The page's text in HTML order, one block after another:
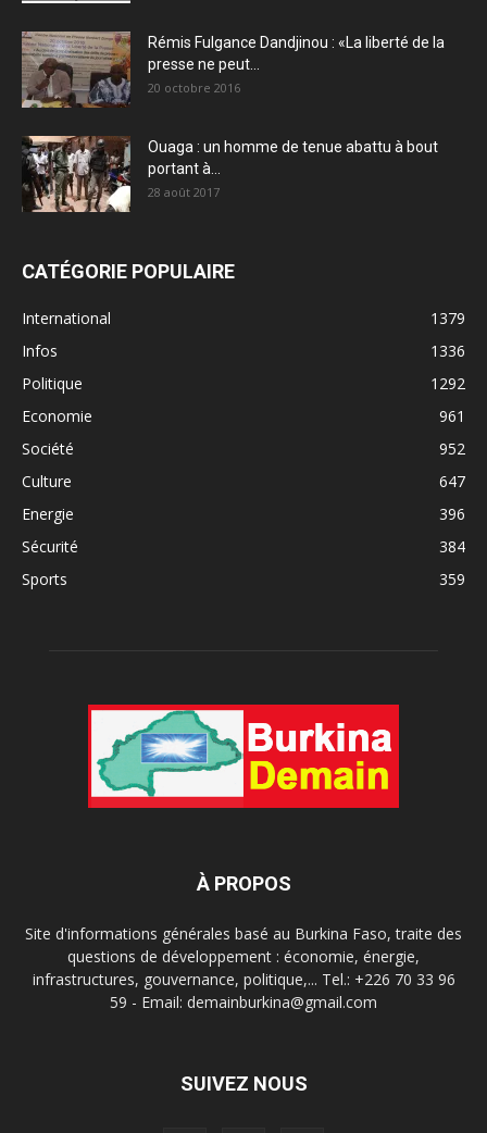
Rémis Fulgance Dandjinou : «La liberté de la
presse ne peut...
20 octobre 2016
Ouaga : un homme de tenue abattu à bout
portant à...
28 août 2017
CATÉGORIE POPULAIRE
International
1379
Infos
1336
Politique
1292
Economie
961
Société
952
Culture
647
Energie
396
Sécurité
384
Sports
359
À PROPOS
Site d'informations générales basé au Burkina Faso, traite des
questions de développement : économie, énergie,
infrastructures, gouvernance, politique,... Tel.: +226 70 33 96
59 - Email: demainburkina@gmail.com
SUIVEZ NOUS